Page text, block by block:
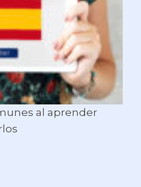
al aprender